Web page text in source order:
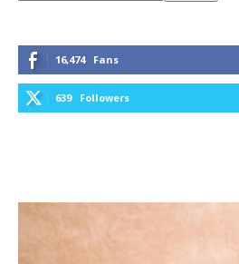
16,474 Fans
639 Followers